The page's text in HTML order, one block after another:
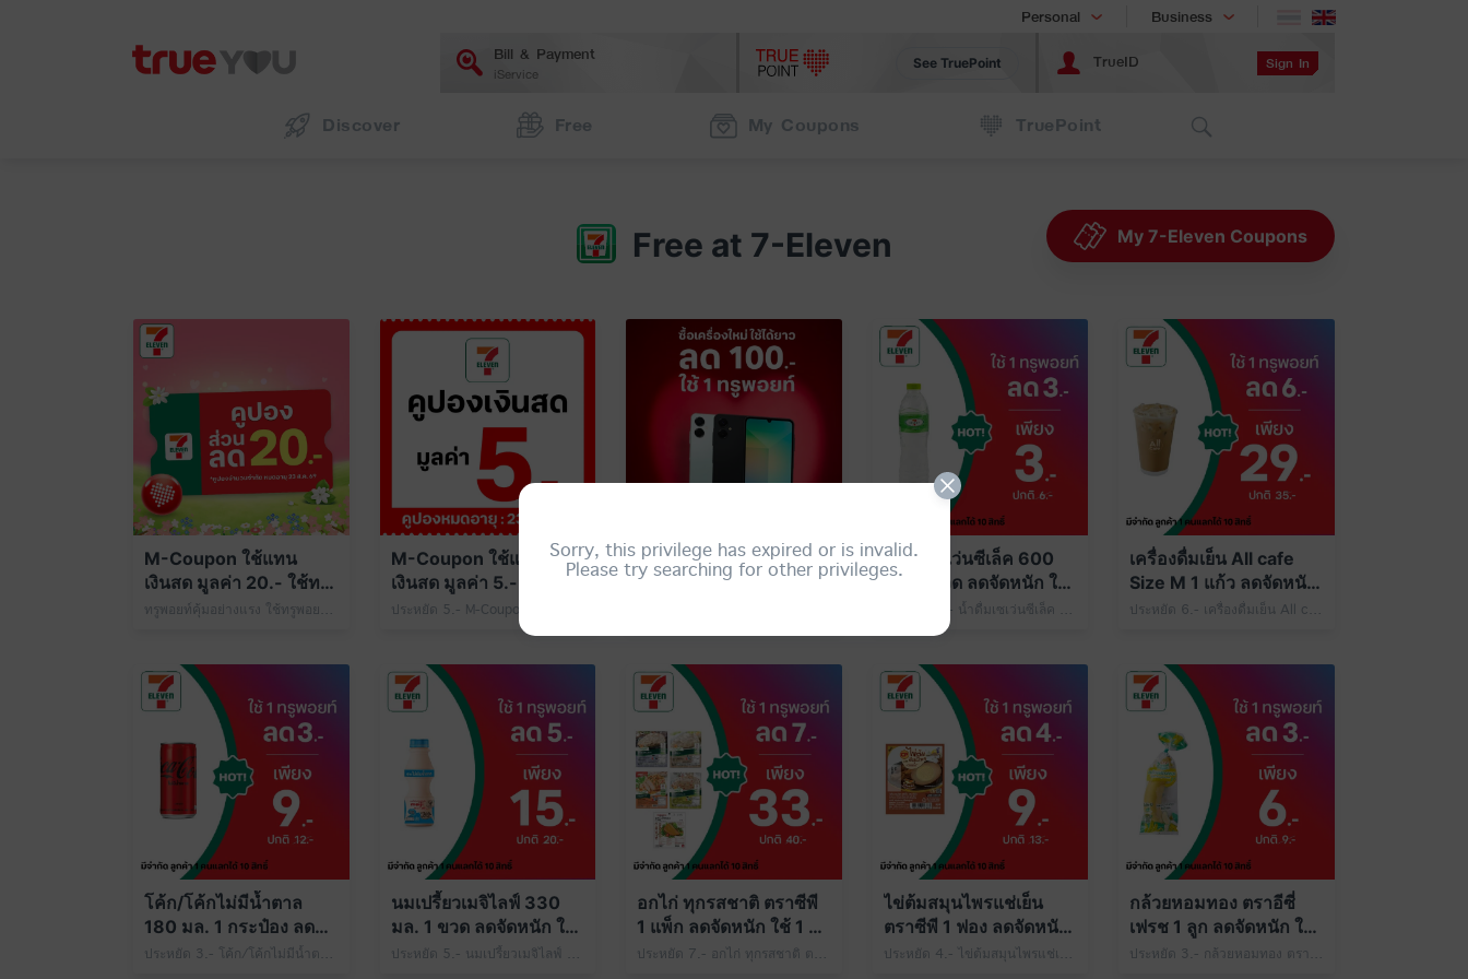
Personal
Shopping Business
เทรนด์เทคโนโลยี
Bill & Payment
iService
See TruePoint TrueID Sign In
Discover Free My Coupons TruePoint
Free at 7-Eleven
M-Coupon ใช้แทน
เงินสด มูลค่า 20.- ใช้ทรู
พอยท์ 199 คะแนน
ทรูพอยท์คุ้มอย่างแรง ใช้ทรูพอยท์ 199 คะแนน แลก M-Coupon ใช้แทนเงินสด มูลค่า 20.- ที่ 7-Eleven ระยะเวลารับสิทธิ์ และใช้คูปอง ตั้งแต่วันที่ 24 กรกฎาคม- 23 สิงหาคม 2569
M-Coupon ใช้แทน
เงินสด มูลค่า 5.- ใช้ทรู
พอยท์ 49 คะแนน
แลกส่วนลดค่าเครื่องเปล่า
100 บาท ใช้ 1 ทรูพอยท์
น้ำดื่มเซเว่นซีเล็ค 600
มล. 1 ขวด ลดจัดหนัก ใช้
1 ทรูพอยท์
ประหยัด 3.- น้ำดื่มเซเว่นซีเล็ค 600 มล. 1 ขวด เพียง 3.- ปกติ 6.- ใช้ 1 ทรูพอยท์
เครื่องดื่มเย็น All cafe
Size M 1 แก้ว ลดจัดหนัก
ใช้ 1 ทรูพอยท์
ประหยัด 6.- เครื่องดื่มเย็น All cafe Size M 1 แก้ว เพียง 29.- ปกติ 35.- ใช้ 1 ทรูพอยท์
โค้ก/โค้กไม่มีน้ำตาล
180 มล. 1 กระป๋อง ลดจัด
หนัก ใช้ 1 ทรูพอยท์
ประหยัด 3.- โค้ก/โค้กไม่มีน้ำตาล 180 มล. 1 กระป๋อง เพียง 9.- ปกติ 12.- ใช้ 1 ทรูพอยท์
นมเปรี้ยวเมจิไลฟ์ 330
มล. 1 ขวด ลดจัดหนัก ใช้
1 ทรูพอยท์
ประหยัด 5.- นมเปรี้ยวเมจิไลฟ์ 330 มล. 1 ขวด เพียง 15.- ปกติ 20.- ใช้ 1 ทรูพอยท์
อกไก่ ทุกรสชาติ ตราซีพี
1 แพ็ก ลดจัดหนัก ใช้ 1 ทรู
พอยท์
ประหยัด 7.- อกไก่ ทุกรสชาติ ตราซีพี 1 แพ็ก เพียง 33.- ปกติ 40.- ใช้ 1 ทรูพอยท์
ไข่ต้มสมุนไพรแช่เย็น
ตราซีพี 1 ฟอง ลดจัดหนัก
ใช้ 1 ทรูพอยท์
ประหยัด 4.- ไข่ต้มสมุนไพรแช่เย็น ตราซีพี 1 ฟอง เพียง 9.- ปกติ 13.- ใช้ 1 ทรูพอยท์
กล้วยหอมทอง ตราอีซี่
เฟรช 1 ลูก ลดจัดหนัก ใช้
1 ทรูพอยท์
ประหยัด 3.- กล้วยหอมทอง ตราอีซี่เฟรช 1 ลูก เพียง 6.- ปกติ 9.- ใช้ 1 ทรูพอยท์
My 7-Eleven Coupons
Sorry, this privilege has expired or is invalid.
Please try searching for other privileges.